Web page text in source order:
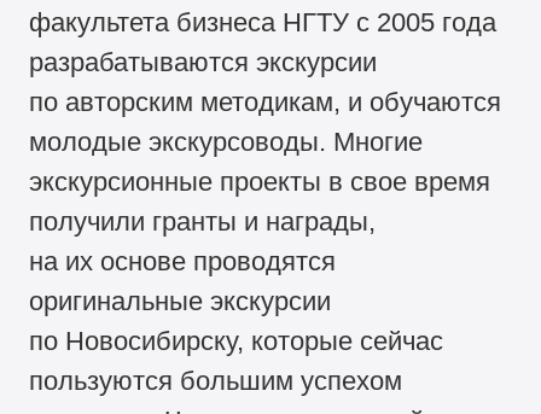
факультета бизнеса НГТУ с 2005 года
разрабатываются экскурсии
по авторским методикам, и обучаются
молодые экскурсоводы. Многие
экскурсионные проекты в свое время
получили гранты и награды,
на их основе проводятся
оригинальные экскурсии
по Новосибирску, которые сейчас
пользуются большим успехом